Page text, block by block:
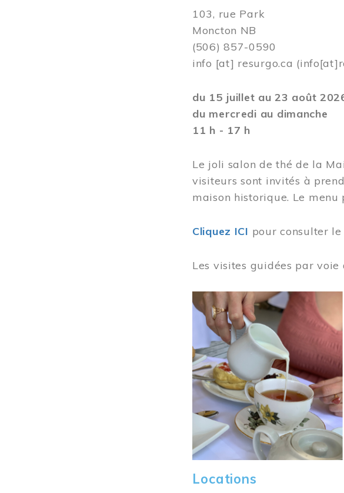
103, rue Park
Moncton NB
(506) 857-0590
info [at] resurgo.ca
du 15 juillet au 23 août
du mercredi au dimanche
11 h - 17 h
Le joli salon de thé de la
visiteurs sont invités à
maison historique. Le
Cliquez ICI pour consulter
Les visites guidées par
Image
Locations